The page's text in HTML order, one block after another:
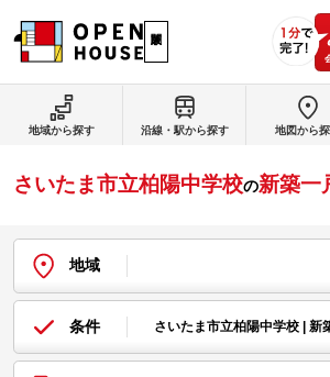
さいたま市立柏陽中学校の新築一
地域
条件 さいたま市立柏陽中学校 | 新
地域から探す 沿線・駅から探す 地図から